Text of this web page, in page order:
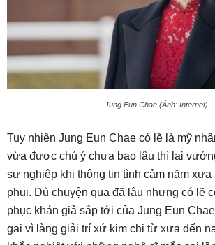
Jung Eun Chae (Ảnh: Internet)
Tuy nhiên Jung Eun Chae có lẽ là mỹ
vừa được chú ý chưa bao lâu thì lại
sự nghiệp khi thông tin tình cảm năm xưa
phui. Dù chuyện qua đã lâu nhưng có lẽ
phục khán giả sắp tới của Jung Eun
gai vì làng giải trí xứ kim chi từ xưa đến